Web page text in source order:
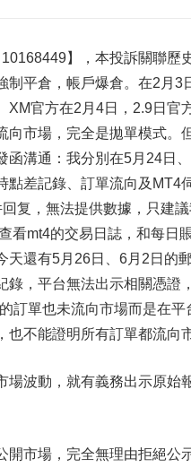
】，本投訴關聯
制平倉，帳戶爆倉。在2月
XM官方在2月4日，2.9日
向市場，完全是拋單模式
函溝通：我分別在5月24日
點差記錄、訂單流向及
复，無法提供數據，只建
看mt4的交易日誌，和每日
天還有5月26日、6月2日的
錄，平台無法出示相關憑
訂單也未流向市場而是在
也不能證明所有訂單都流向
場波動，就有義務出示原
開市場，完全無理由拒絕